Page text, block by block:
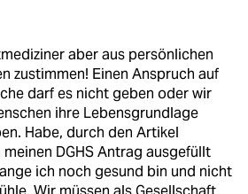
aber aus persönlichen
zustimmen! Einen Anspruch auf
darf es nicht geben oder wir
ihre Lebensgrundlage
Habe, durch den Artikel
DGHS Antrag ausgefüllt
ich noch gesund bin und nicht